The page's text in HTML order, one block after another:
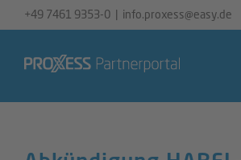
Zum
Inhalt
springen
+49 7461 9353-0 | info.proxess@easy.de